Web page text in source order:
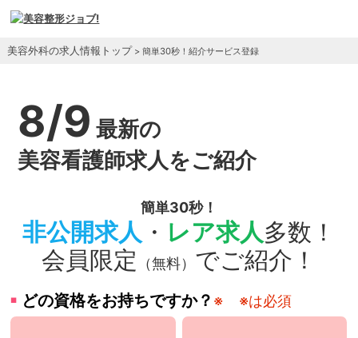
美容外科の求人情報トップ > 簡単30秒！紹介サービス登録
8/9 最新の
美容看護師求人をご紹介
簡単30秒！
非公開求人 ・ レア求人多数！
会員限定
（無料） でご紹介！
どの資格をお持ちですか？ ※ ※は必須